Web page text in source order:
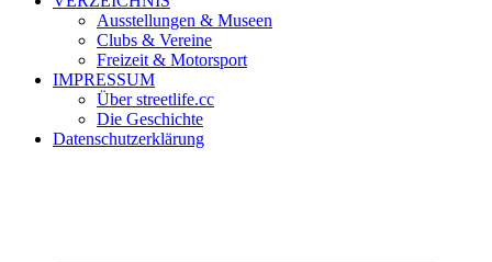
Ausstellungen & Museen
Clubs & Vereine
Freizeit & Motorsport
IMPRESSUM
Über streetlife.cc
Die Geschichte
Datenschutzerklärung